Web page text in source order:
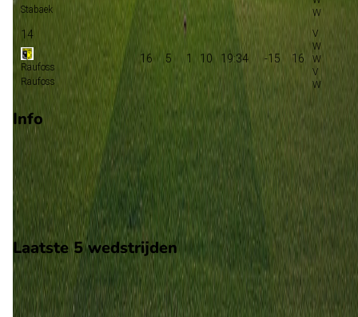
Stabaek
14
Raufoss
Raufoss
16 5 1 10 19:34 -15 16
Info
Op 2 augustus 2026 gaat Raufoss de strijd aan met Stabaek.
wedstrijd wordt afgetrapt om 15:15 en wordt gespeeld in de
Norway 2.
Stadion: Nammo Stadion
Scheidsrechter: Onbekend
Laatste 5 wedstrijden
H2H
Raufoss
Stabaek
2 aug
2026